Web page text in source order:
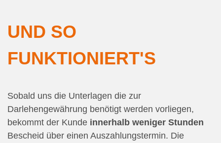
UND SO
FUNKTIONIERT'S
Sobald uns die Unterlagen die zur
Darlehengewährung benötigt werden vorliegen,
bekommt der Kunde innerhalb weniger Stunden
Bescheid über einen Auszahlungstermin. Die